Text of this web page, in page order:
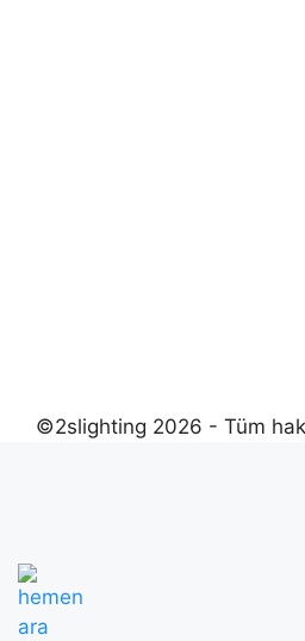
©2slighting 2026 - Tüm